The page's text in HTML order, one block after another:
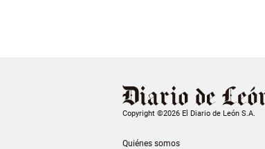
Copyright ©2026 El Diario de León S.A.
Quiénes somos